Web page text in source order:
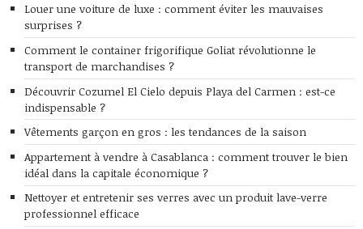
Louer une voiture de luxe : comment éviter les mauvaises
surprises ?
Comment le container frigorifique Goliat révolutionne le
transport de marchandises ?
Découvrir Cozumel El Cielo depuis Playa del Carmen : est-ce
indispensable ?
Vêtements garçon en gros : les tendances de la saison
Appartement à vendre à Casablanca : comment trouver le bien
idéal dans la capitale économique ?
Nettoyer et entretenir ses verres avec un produit lave-verre
professionnel efficace